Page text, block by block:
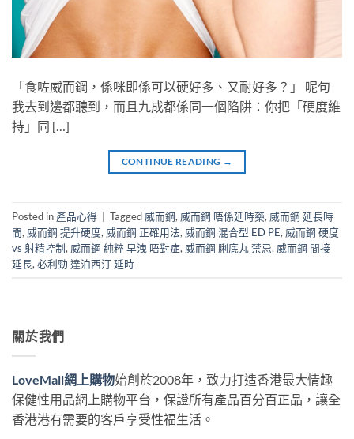
「食咗威而鋼，係咪即係可以硬好多、又耐好多？」 呢句
我去到邊都聽到，而且九成都係同一個陷阱：你把「硬度維
持」同 […]
CONTINUE READING →
Posted in 產品心得 | Tagged 威而鋼, 威而鋼 唔係延時藥, 威而鋼 延長時
間, 威而鋼 提升硬度, 威而鋼 正確用法, 威而鋼 混合型 ED PE, 威而鋼 硬度
vs 射精控制, 威而鋼 純粹 早洩 唔對症, 威而鋼 脷底丸 禁忌, 威而鋼 間接
延長, 必利勁 達泊西汀 延時
關於我們
LoveMall網上購物始創於2008年，致力打造香港最大情趣
保健性用品網上購物平台，保證所有產品百分百正品，讓全
香港港有需要的客戶享受性福生活。